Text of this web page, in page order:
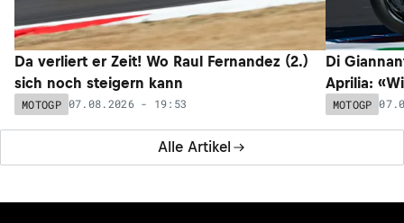
Alle Artikel
Da verliert er Zeit! Wo Raul Fernandez (2.)
sich noch steigern kann
MOTOGP 07.08.2026 - 19:53
Di
Aprilia:
MOTOGP